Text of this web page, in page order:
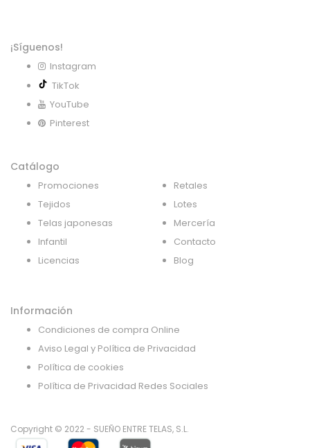
¡Síguenos!
Instagram
TikTok
YouTube
Pinterest
Catálogo
Promociones
Tejidos
Telas japonesas
Infantil
Licencias
Retales
Lotes
Mercería
Contacto
Blog
Información
Condiciones de compra Online
Aviso Legal y Política de Privacidad
Política de cookies
Política de Privacidad Redes Sociales
Copyright © 2022 - SUEÑO ENTRE TELAS, S.L.